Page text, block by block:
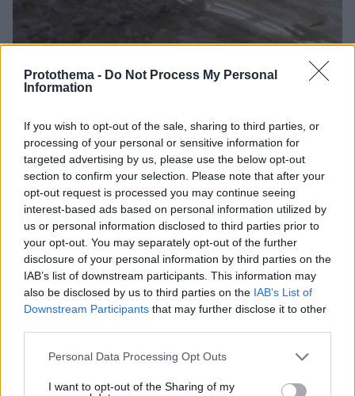
Protothema - Do Not Process My Personal
Information
If you wish to opt-out of the sale, sharing to third parties, or
processing of your personal or sensitive information for
targeted advertising by us, please use the below opt-out
section to confirm your selection. Please note that after your
opt-out request is processed you may continue seeing
interest-based ads based on personal information utilized by
us or personal information disclosed to third parties prior to
your opt-out. You may separately opt-out of the further
disclosure of your personal information by third parties on the
IAB’s list of downstream participants. This information may
also be disclosed by us to third parties on the IAB’s List of
Downstream Participants that may further disclose it to other
Please note that this website/app uses one or more Google
not limited to your visit or usage behaviour. You may click to
Personal Data Processing Opt Outs
I want to opt-out of the Sharing of my
Μυστήριο 3.500 ετών στη Σαντορίνη: Ο 15χρονος
που δεν πρόλαβε να ξεφύγει από το τσουνάμι
μπορεί ν' αλλάξει τη χρονολογία της μεγάλης
έκρηξης